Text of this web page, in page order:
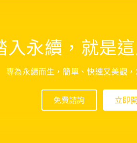
入永續，就是
專為永續而生，簡單、快速又美觀，
免費諮詢 立即